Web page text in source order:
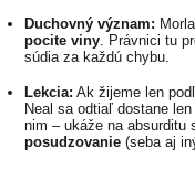
Duchovný význam:
pocite viny. Právnici tu
súdia za každú chybu.
Lekcia: Ak žijeme len
Neal sa odtiaľ dostane
nim – ukáže na absurditu
posudzovanie(seba aj